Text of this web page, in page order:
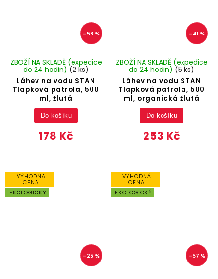
–58 %
Láhev na vodu STAN
Tlapková patrola, 500
ml, žlutá
ZBOŽÍ NA SKLADĚ (expedice
do 24 hodin) (2 ks)
178 Kč
Do košíku
–41 %
Láhev na vodu STAN
Tlapková patrola, 500
ml, organická žlutá
ZBOŽÍ NA SKLADĚ (expedice
do 24 hodin) (5 ks)
253 Kč
Do košíku
VÝHODNÁ
CENA
EKOLOGICKÝ
–25 %
VÝHODNÁ
CENA
EKOLOGICKÝ
–57 %